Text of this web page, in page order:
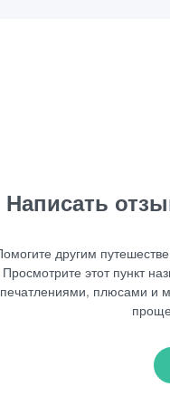
Написать
другим
Просмотрите этот пункт
плюсами и